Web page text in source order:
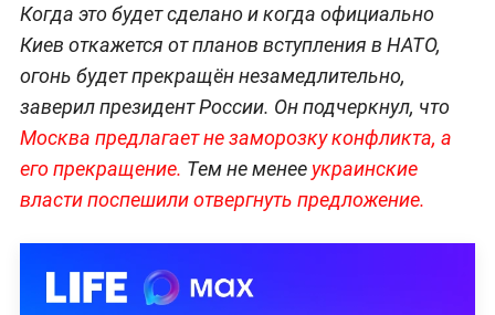
Когда это будет сделано и когда официально
Киев откажется от планов вступления в НАТО,
огонь будет прекращён незамедлительно,
заверил президент России. Он подчеркнул, что
Москва предлагает не заморозку конфликта, а
его прекращение. Тем не менее украинские
власти поспешили отвергнуть предложение.